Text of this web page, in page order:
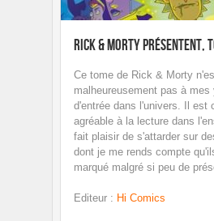
Rick & Morty présentent,
Ce tome de Rick & Morty
malheureusement pas à mes
d'entrée dans l'univers. Il est
agréable à la lecture dans
fait plaisir de s'attarder sur
dont je me rends compte
marqué malgré si peu de
Editeur : Hi Comics